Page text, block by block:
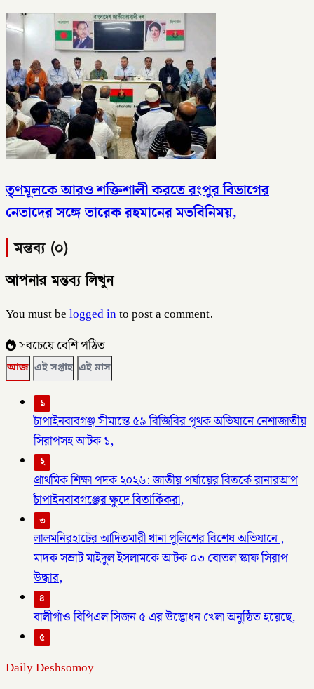
তৃণমূলকে আরও শক্তিশালী করতে রংপুর বিভাগের
নেতাদের সঙ্গে তারেক রহমানের মতবিনিময়,
মন্তব্য (০)
আপনার মন্তব্য লিখুন
You must belogged into post a comment.
সবচেয়ে বেশি পঠিত
আজ এই সপ্তাহ এই মাস
১
চাঁপাইনবাবগঞ্জ সীমান্তে ৫৯ বিজিবির পৃথক অভিযানে নেশাজাতীয়
সিরাপসহ আটক ১,
২
প্রাথমিক শিক্ষা পদক ২০২৬: জাতীয় পর্যায়ের বিতর্কে রানারআপ
চাঁপাইনবাবগঞ্জের ক্ষুদে বিতার্কিকরা,
৩
লালমনিরহাটের আদিতমারী থানা পুলিশের বিশেষ অভিযানে ,
মাদক সম্রাট মাইদুল ইসলামকে আটক ০৩ বোতল স্কাফ সিরাপ
উদ্ধার,
৪
বালীগাঁও বিপিএল সিজন ৫ এর উদ্ভোধন খেলা অনুষ্ঠিত হয়েছে,
৫
Daily Deshsomoy